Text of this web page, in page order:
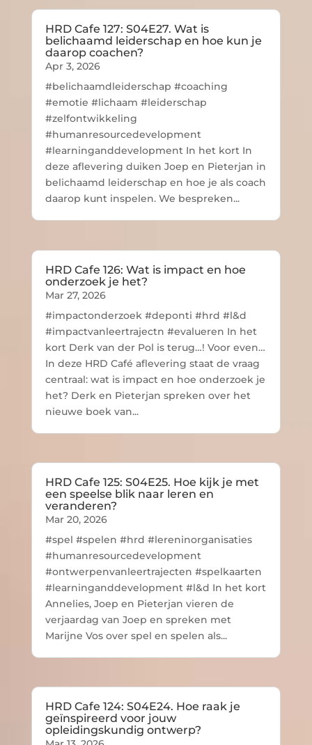
HRD Cafe 127: S04E27. Wat is
belichaamd leiderschap en hoe kun je
daarop coachen?
Apr 3, 2026
#belichaamdleiderschap #coaching
#emotie #lichaam #leiderschap
#zelfontwikkeling
#humanresourcedevelopment
#learninganddevelopment In het kort In
deze aflevering duiken Joep en Pieterjan in
belichaamd leiderschap en hoe je als coach
daarop kunt inspelen. We bespreken...
HRD Cafe 126: Wat is impact en hoe
onderzoek je het?
Mar 27, 2026
#impactonderzoek #deponti #hrd #l&d
#impactvanleertrajectn #evalueren In het
kort Derk van der Pol is terug…! Voor even…
In deze HRD Café aflevering staat de vraag
centraal: wat is impact en hoe onderzoek je
het? Derk en Pieterjan spreken over het
nieuwe boek van...
HRD Cafe 125: S04E25. Hoe kijk je met
een speelse blik naar leren en
veranderen?
Mar 20, 2026
#spel #spelen #hrd #lereninorganisaties
#humanresourcedevelopment
#ontwerpenvanleertrajecten #spelkaarten
#learninganddevelopment #l&d In het kort
Annelies, Joep en Pieterjan vieren de
verjaardag van Joep en spreken met
Marijne Vos over spel en spelen als...
HRD Cafe 124: S04E24. Hoe raak je
geïnspireerd voor jouw
opleidingskundig ontwerp?